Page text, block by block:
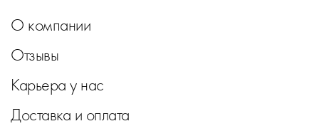
О компании
Отзывы
Карьера у нас
Доставка и оплата